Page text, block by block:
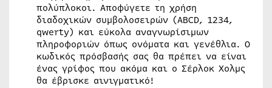
πολύπλοκοι. Αποφύγετε τη χρήση
διαδοχικών συμβολοσειρών (ABCD, 1234,
qwerty) και εύκολα αναγνωρίσιμων
πληροφοριών όπως ονόματα και γενέθλια. Ο
κωδικός πρόσβασής σας θα πρέπει να είναι
ένας γρίφος που ακόμα και ο Σέρλοκ Χολμς
θα έβρισκε αινιγματικό!